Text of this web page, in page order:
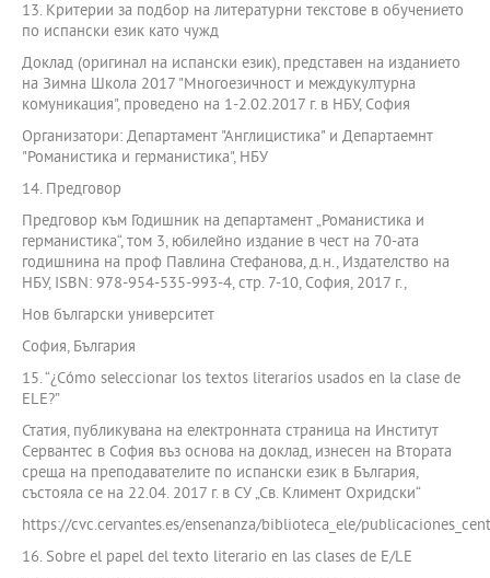
13. Критерии за подбор на литературни текстове в обучението
по испански език като чужд
Доклад (оригинал на испански език), представен на изданието
на Зимна Школа 2017 "Многоезичност и междукултурна
комуникация", проведено на 1-2.02.2017 г. в НБУ, София
Организатори: Департамент "Англицистика" и Департаемнт
"Романистика и германистика", НБУ
14. Предговор
Предговор към Годишник на департамент „Романистика и
германистика“, том 3, юбилейно издание в чест на 70-ата
годишнина на проф Павлина Стефанова, д.н., Издателство на
НБУ, ISBN: 978-954-535-993-4, стр. 7-10, София, 2017 г.,
Нов български университет
София, България
15. “¿Cómo seleccionar los textos literarios usados en la clase de
ELE?”
Статия, публикувана на електронната страница на Институт
Сервантес в София въз основа на доклад, изнесен на Втората
среща на преподавателите по испански език в България,
състояла се на 22.04. 2017 г. в СУ „Св. Климент Охридски“
https://cvc.cervantes.es/ensenanza/biblioteca_ele/
16. Sobre el papel del texto literario en las clases de E/LE